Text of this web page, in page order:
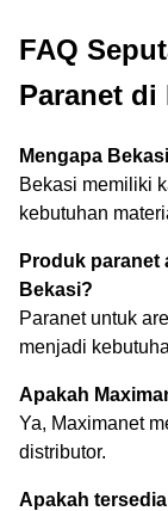
FAQ
Paranet di
Mengapa
Bekasi memiliki
kebutuhan
Produk
Bekasi?
Paranet untuk
menjadi
Apakah
Ya, Maximanet
distributor.
Apakah